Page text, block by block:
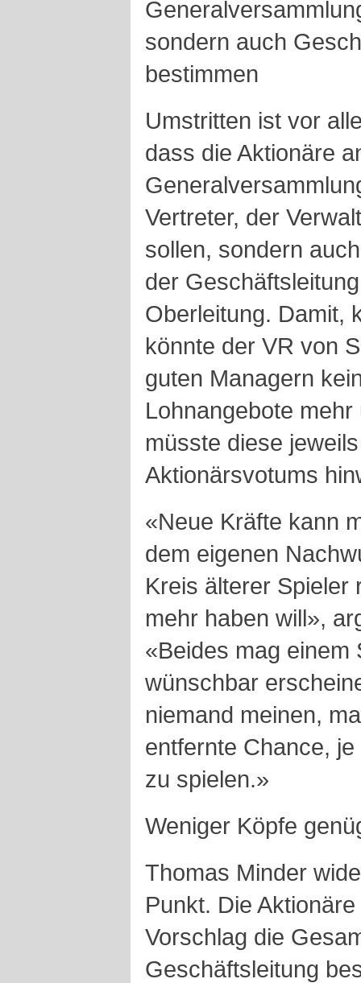
sondern auch
bestimmen
Umstritten ist vor
dass die Aktionäre
Vertreter, der
sollen, sondern
der
Oberleitung. Damit,
könnte der VR von
guten Managern
Lohnangebote
müsste diese
Aktionärsvotums
«Neue Kräfte kann
dem eigenen
Kreis älterer Spieler
mehr haben will»,
«Beides mag einem
wünschbar
niemand meinen,
entfernte Chance,
zu spielen.»
Weniger Köpfe
Thomas Minder
Punkt. Die
Vorschlag die
Geschäftsleitung